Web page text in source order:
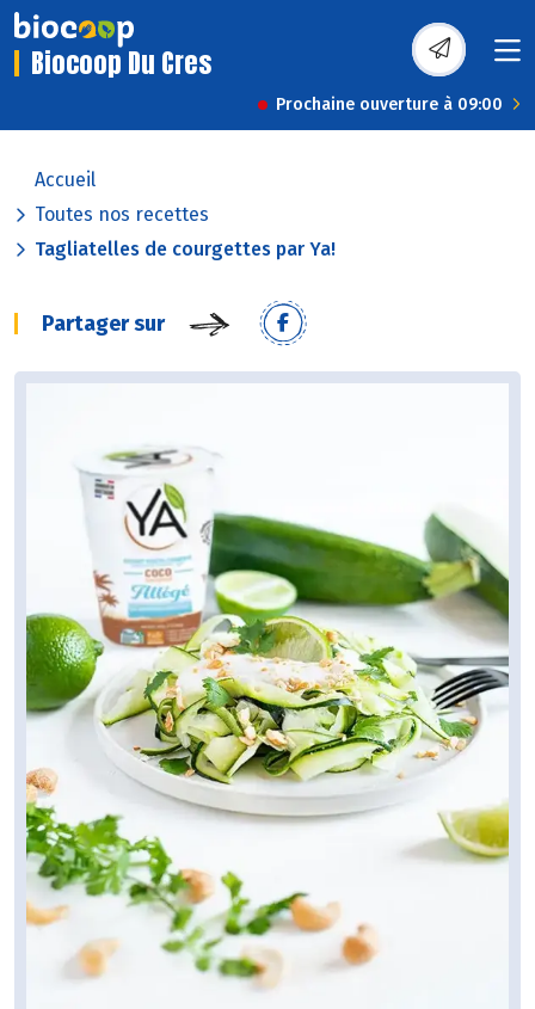
Biocoop Du Cres
Prochaine ouverture à 09:00
Accueil
Toutes nos recettes
Tagliatelles de courgettes par Ya!
Partager sur